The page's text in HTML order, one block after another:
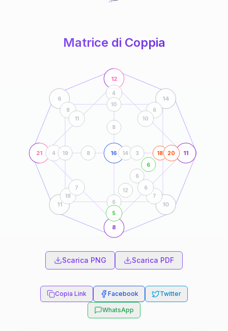
60
Matrice di Coppia
21
12
11
8
16
6 14
11 10
6
12
6
6
18
4
4
20
5
19
10
14 3
8
8
8
11
6
10
18
7
7
6
Scarica PNG Scarica PDF
Copia Link Facebook Twitter
WhatsApp